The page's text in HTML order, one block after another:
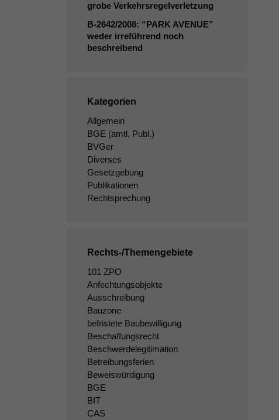
grobe Verkehrsregelverletzung
B‑2642/2008: “PARK AVENUE”
weder irreführend noch
beschreibend
Kategorien
Allgemein
BGE (amtl. Publ.)
BVGer
Diverses
Gesetzgebung
Publikationen
Rechtsprechung
Rechts-/Themengebiete
101 ZPO
Anfechtungsobjekte
Ausschreibung
Bauzone
befristete Baubewilligung
Beschaffungsrecht
Beschwerdelegitimation
Betreibungsferien
Beweiswürdigung
BGE
BIT
CAS